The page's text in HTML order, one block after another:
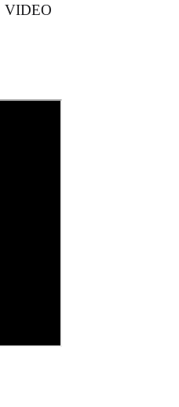
VIDEO